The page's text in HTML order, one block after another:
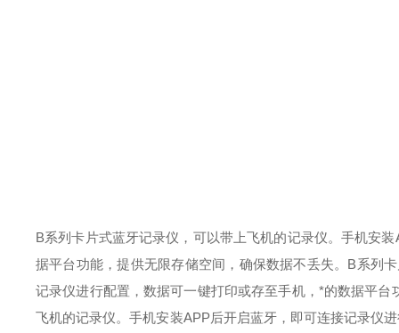
B系列卡片式蓝牙记录仪，可以带上飞机的记录仪。手机安
据平台功能，提供无限存储空间，确保数据不丢失。B系列
记录仪进行配置，数据可一键打印或存至手机，*的数据平
飞机的记录仪。手机安装APP后开启蓝牙，即可连接记录仪